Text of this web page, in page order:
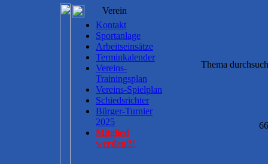
Verein
Kontakt
Sportanlage
Arbeitseinsätze
Terminkalender
Vereins-
Trainingsplan
Vereins-Spielplan
Schiedsrichter
Bürger-Turnier
2025
Mitglied
werden!!!
Thema